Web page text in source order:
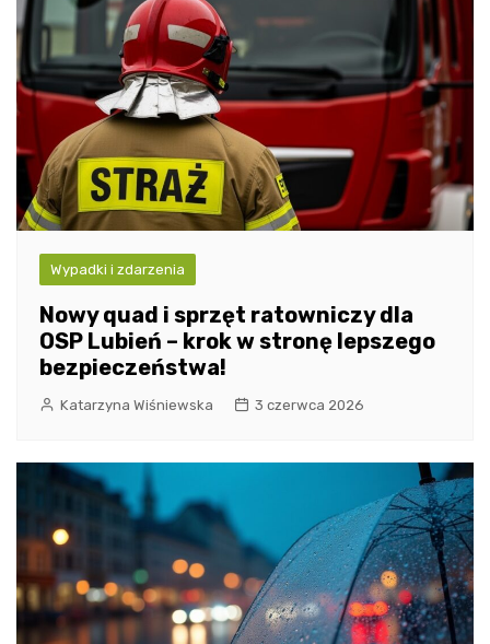
Wypadki i zdarzenia
Nowy quad i sprzęt ratowniczy dla
OSP Lubień – krok w stronę lepszego
bezpieczeństwa!
Katarzyna Wiśniewska 3 czerwca 2026